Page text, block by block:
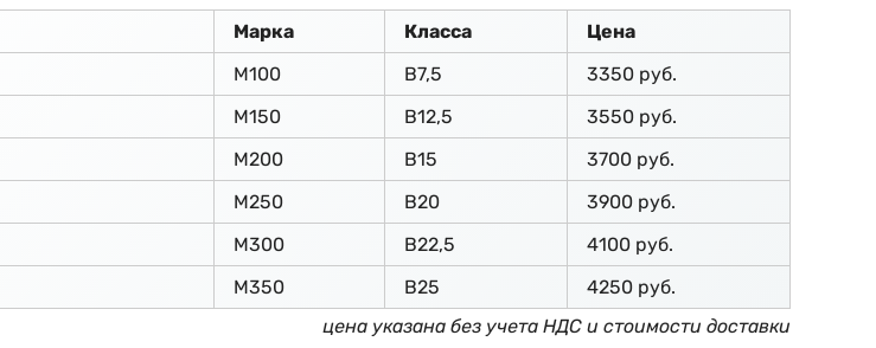
Марка Класса
Цена
М100 В7,5
3350 руб.
М150 В12,5
3550 руб.
М200 В15
3700 руб.
М250 В20
3900 руб.
М300 В22,5
4100 руб.
М350 В25
4250 руб.
цена указана без учета НДС и стоимости доставки